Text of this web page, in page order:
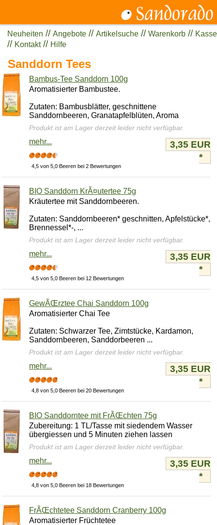
Neuheiten // Angebote // Artikelsuche // Warenkorb // Kasse
// Kontakt// Hilfe
Sanddorn Tees
Bambus-Tee Sanddorn 100g
Aromatisierter Bambustee.
Zutaten: Bambusblätter, geschnittene
Sanddornbeeren, Granatapfelblüten, Aroma
Produkt ist am Lager derzeit leider nicht verfügbar.
mehr...
4,5 von 5,0 Beeren bei 2 Bewertungen
3,35 EUR
*
BIO Sanddorn KrÃ¤utertee 75g
Kräutertee mit Sanddornbeeren.
Zutaten: Sanddornbeeren* geschnitten, Apfelstücke*,
Brennessel*-, ...
Produkt ist am Lager derzeit leider nicht verfügbar.
mehr...
4,5 von 5,0 Beeren bei 12 Bewertungen
3,35 EUR
*
GewÃŒrztee Chai Sanddorn 100g
Aromatisierter Chai Tee
Zutaten: Schwarzer Tee, Zimtstücke, Kardamon,
Sanddornbeeren, Sanddorbeeren ...
Produkt ist am Lager derzeit leider nicht verfügbar.
mehr...
4,8 von 5,0 Beeren bei 20 Bewertungen
3,35 EUR
*
BIO Sanddorntee mit FrÃŒchten 75g
Zubereitung: 1 TL/Tasse mit siedendem Wasser
übergiessen und 5 Minuten ziehen lassen
Produkt ist am Lager derzeit leider nicht verfügbar.
mehr...
4,8 von 5,0 Beeren bei 18 Bewertungen
3,35 EUR
*
FrÃŒchtetee Sanddorn Cranberry 100g
Aromatisierter Früchtetee